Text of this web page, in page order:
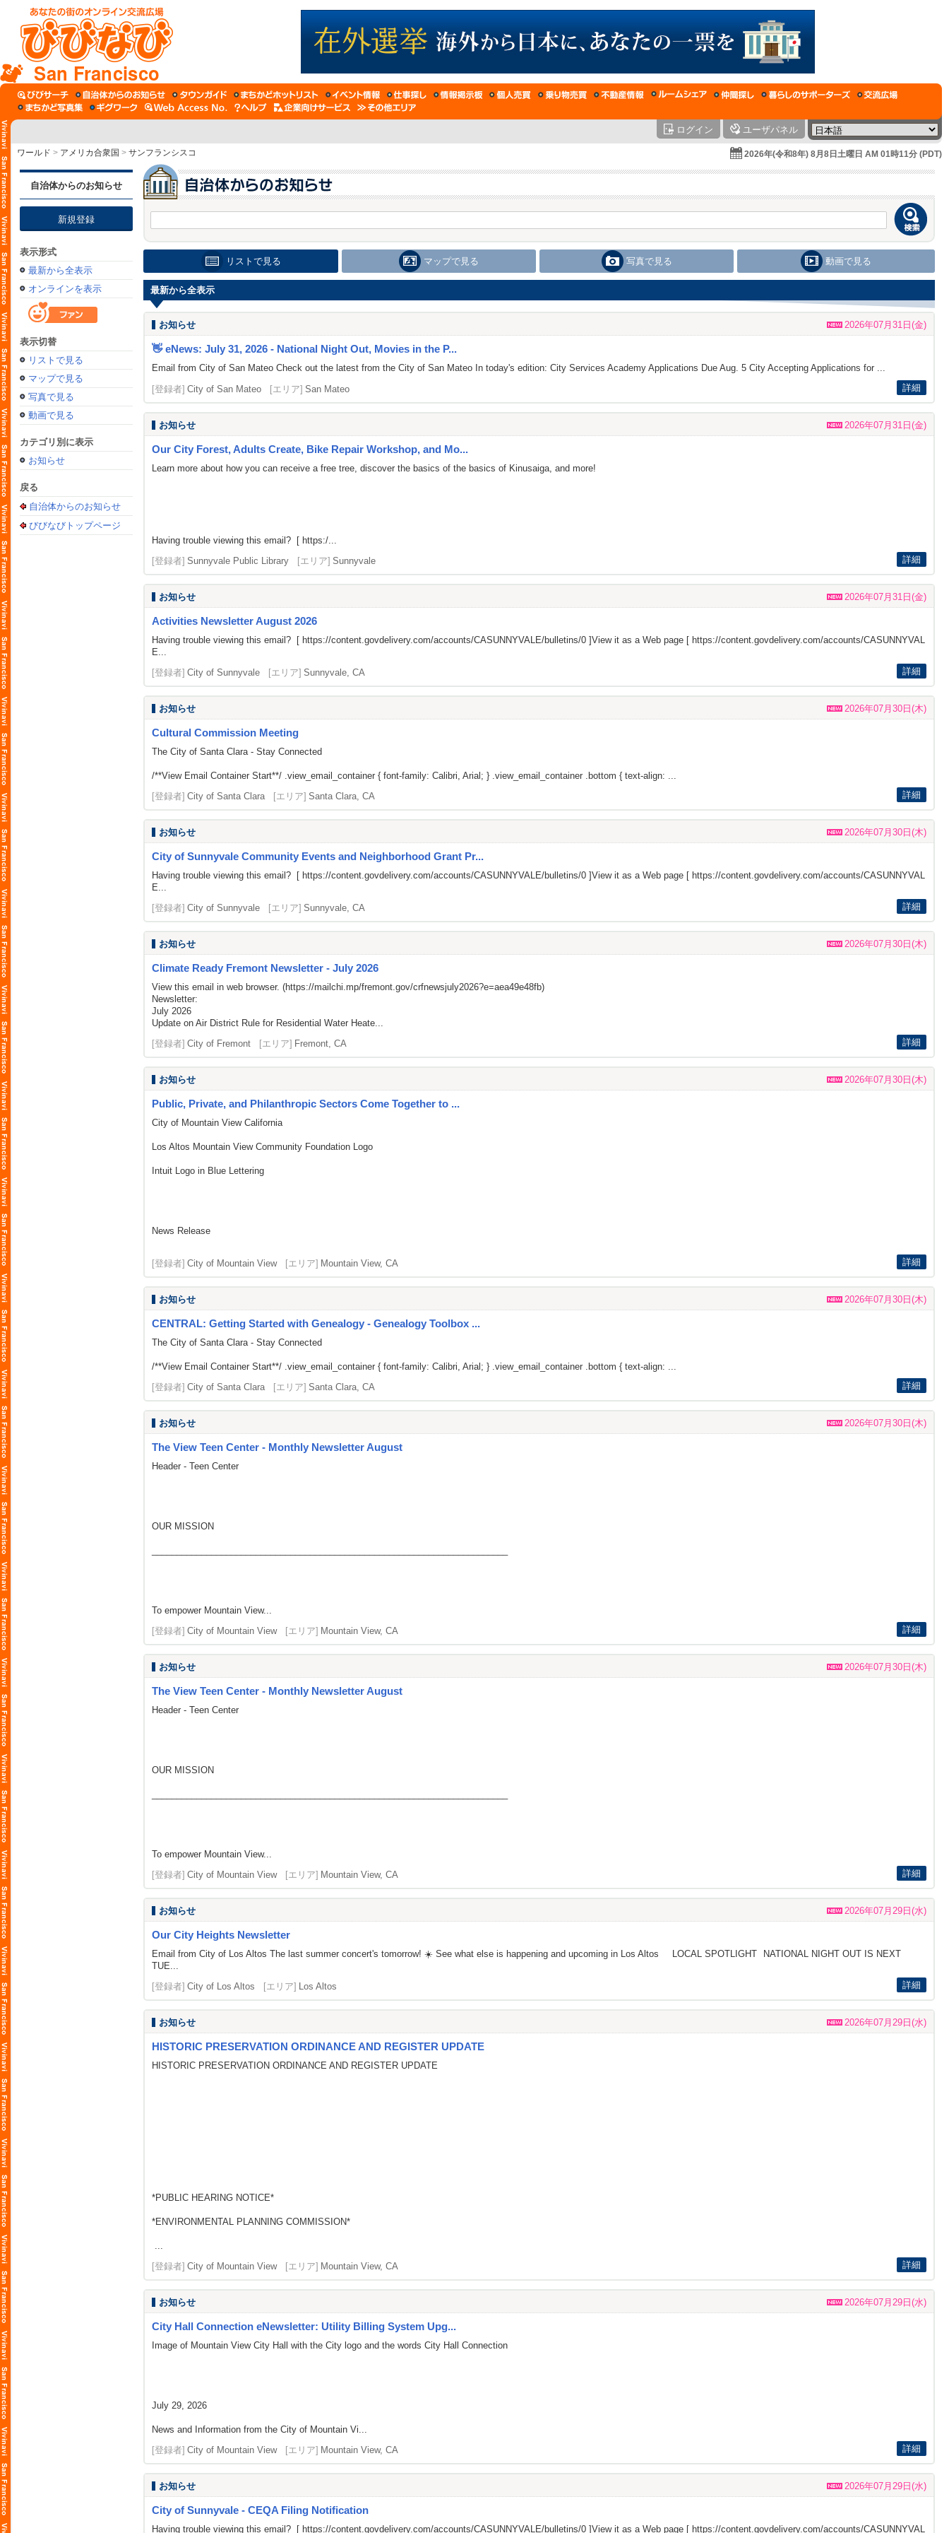
San Francisco
ログイン ユーザパネル
ワールド > アメリカ合衆国 > サンフランシスコ 2026年(令和8年) 8月8日土曜日 AM 01時11分 (PDT)
自治体からのお知らせ
新規登録
表示形式
最新から全表示
オンラインを表示
表示切替
リストで見る
マップで見る
写真で見る
動画で見る
カテゴリ別に表示
お知らせ
戻る
自治体からのお知らせ
びびなびトップページ
リストで見る マップで見る 写真で見る 動画で見る
最新から全表示
お知らせ 2026年07月31日(金)
👋 eNews: July 31, 2026 - National Night Out, Movies in the P...
Email from City of San Mateo Check out the latest from the City of San Mateo In today's edition: City Services Academy Applications Due Aug. 5 City Accepting Applications for ...
[登録者] City of San Mateo [エリア] San Mateo 詳細
お知らせ 2026年07月31日(金)
Our City Forest, Adults Create, Bike Repair Workshop, and Mo...
Learn more about how you can receive a free tree, discover the basics of the basics of Kinusaiga, and more!
Having trouble viewing this email? [ https:/...
[登録者] Sunnyvale Public Library [エリア] Sunnyvale 詳細
お知らせ 2026年07月31日(金)
Activities Newsletter August 2026
Having trouble viewing this email? [ https://content.govdelivery.com/accounts/CASUNNYVALE/bulletins/0 ]View it as a Web page [ https://content.govdelivery.com/accounts/CASUNNYVAL
E...
[登録者] City of Sunnyvale [エリア] Sunnyvale, CA 詳細
お知らせ 2026年07月30日(木)
Cultural Commission Meeting
The City of Santa Clara - Stay Connected
/**View Email Container Start**/ .view_email_container { font-family: Calibri, Arial; } .view_email_container .bottom { text-align: ...
[登録者] City of Santa Clara [エリア] Santa Clara, CA 詳細
お知らせ 2026年07月30日(木)
City of Sunnyvale Community Events and Neighborhood Grant Pr...
Having trouble viewing this email? [ https://content.govdelivery.com/accounts/CASUNNYVALE/bulletins/0 ]View it as a Web page [ https://content.govdelivery.com/accounts/CASUNNYVAL
E...
[登録者] City of Sunnyvale [エリア] Sunnyvale, CA 詳細
お知らせ 2026年07月30日(木)
Climate Ready Fremont Newsletter - July 2026
View this email in web browser. (https://mailchi.mp/fremont.gov/crfnewsjuly2026?e=aea49e48fb)
Newsletter:
July 2026
Update on Air District Rule for Residential Water Heate...
[登録者] City of Fremont [エリア] Fremont, CA 詳細
お知らせ 2026年07月30日(木)
Public, Private, and Philanthropic Sectors Come Together to ...
City of Mountain View California
Los Altos Mountain View Community Foundation Logo
Intuit Logo in Blue Lettering
News Release
[登録者] City of Mountain View [エリア] Mountain View, CA 詳細
お知らせ 2026年07月30日(木)
CENTRAL: Getting Started with Genealogy - Genealogy Toolbox ...
The City of Santa Clara - Stay Connected
/**View Email Container Start**/ .view_email_container { font-family: Calibri, Arial; } .view_email_container .bottom { text-align: ...
[登録者] City of Santa Clara [エリア] Santa Clara, CA 詳細
お知らせ 2026年07月30日(木)
The View Teen Center - Monthly Newsletter August
Header - Teen Center
OUR MISSION
To empower Mountain View...
[登録者] City of Mountain View [エリア] Mountain View, CA 詳細
お知らせ 2026年07月30日(木)
The View Teen Center - Monthly Newsletter August
Header - Teen Center
OUR MISSION
To empower Mountain View...
[登録者] City of Mountain View [エリア] Mountain View, CA 詳細
お知らせ 2026年07月29日(水)
Our City Heights Newsletter
Email from City of Los Altos The last summer concert's tomorrow! ☀️ See what else is happening and upcoming in Los Altos LOCAL SPOTLIGHT NATIONAL NIGHT OUT IS NEXT
TUE...
[登録者] City of Los Altos [エリア] Los Altos 詳細
お知らせ 2026年07月29日(水)
HISTORIC PRESERVATION ORDINANCE AND REGISTER UPDATE
HISTORIC PRESERVATION ORDINANCE AND REGISTER UPDATE
*PUBLIC HEARING NOTICE*
*ENVIRONMENTAL PLANNING COMMISSION*
...
[登録者] City of Mountain View [エリア] Mountain View, CA 詳細
お知らせ 2026年07月29日(水)
City Hall Connection eNewsletter: Utility Billing System Upg...
Image of Mountain View City Hall with the City logo and the words City Hall Connection
July 29, 2026
News and Information from the City of Mountain Vi...
[登録者] City of Mountain View [エリア] Mountain View, CA 詳細
お知らせ 2026年07月29日(水)
City of Sunnyvale - CEQA Filing Notification
Having trouble viewing this email? [ https://content.govdelivery.com/accounts/CASUNNYVALE/bulletins/0 ]View it as a Web page [ https://content.govdelivery.com/accounts/CASUNNYVAL